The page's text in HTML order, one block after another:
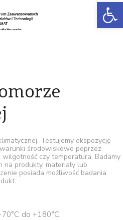
Testujemy ekspozycję
środowiskowe poprzez
czy temperatura. Badamy
produkty, materiały lub
posiada możliwość badania
do +180°C,